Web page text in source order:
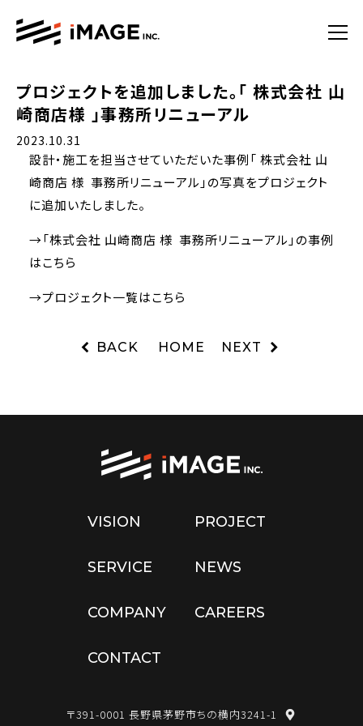
プロジェクトを追加しました。「 株式会社 山
崎商店様 」事務所リニューアル
2023.10.31
設計・施工を担当させていただいた事例「 株式会社 山
崎商店 様 事務所リニューアル」の写真をプロジェクト
に追加いたしました。
→「株式会社 山崎商店 様 事務所リニューアル」の事例
はこちら
→プロジェクト一覧はこちら
BACK HOME NEXT
VISION PROJECT
SERVICE NEWS
COMPANY CAREERS
CONTACT
〒391-0001 長野県茅野市ちの横内3241-1